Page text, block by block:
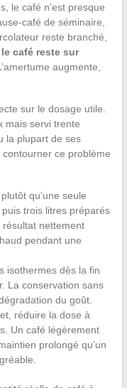
le café n’est presque
café de séminaire,
reste branché,
café reste sur
augmente,
sur le dosage utile.
mais servi trente
la plupart de ses
ce problème
qu’une seule
trois litres préparés
nettement
pendant une
isothermes dès la fin
La conservation sans
du goût.
réduire la dose à
Un café légèrement
prolongé qu’un